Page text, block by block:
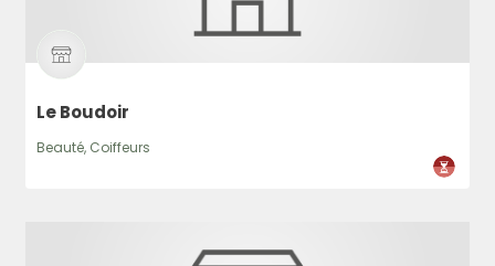
Le Boudoir
Beauté, Coiffeurs